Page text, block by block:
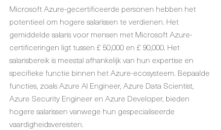
Microsoft Azure-gecertificeerde personen hebben het
potentieel om hogere salarissen te verdienen. Het
gemiddelde salaris voor mensen met Microsoft Azure-
certificeringen ligt tussen £ 50,000 en £ 90,000. Het
salarisbereik is meestal afhankelijk van hun expertise en
specifieke functie binnen het Azure-ecosysteem. Bepaalde
functies, zoals Azure AI Engineer, Azure Data Scientist,
Azure Security Engineer en Azure Developer, bieden
hogere salarissen vanwege hun gespecialiseerde
vaardigheidsvereisten.